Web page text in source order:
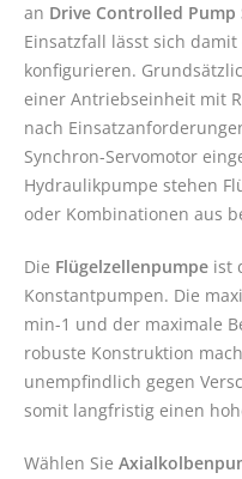
an Drive Controlled
Einsatzfall lässt sich
konfigurieren.
einer Antriebseinheit mit
nach
Synchron-Servomotor
Hydraulikpumpe stehen
oder Kombinationen aus
Die Flügelzellenpumpe ist
Konstantpumpen. Die
min-1 und der maximale
robuste Konstruktion
unempfindlich gegen
somit langfristig einen
Wählen Sie